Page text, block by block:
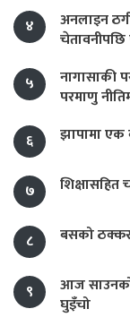
४
अनलाइन
५
नागासाकी
परमाणु
६
झापामा एक
७
८ बसको
९
आज साउनको
घुइँचो